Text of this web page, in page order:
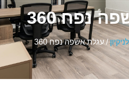
נפח 360
/ עגלת אשפה נפח 360